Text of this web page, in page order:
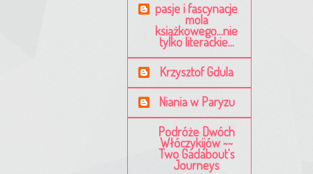
pasje i fascynacje
mola
książkowego...nie
tylko literackie...
Krzysztof Gdula
Niania w Paryzu
Podróże Dwóch
Włóczykijów ~~
Two Gadabout's
Journeys